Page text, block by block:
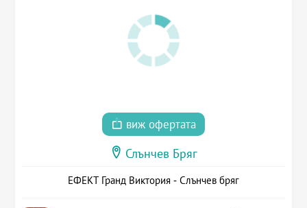
виж офертата
Слънчев Бряг
ЕФЕКТ Гранд Виктория - Слънчев бряг